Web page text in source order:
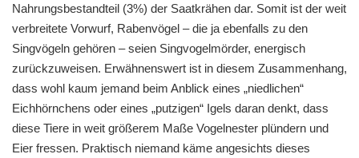
Nahrungsbestandteil (3%) der Saatkrähen dar. Somit ist der weit
verbreitete Vorwurf, Rabenvögel – die ja ebenfalls zu den
Singvögeln gehören – seien Singvogelmörder, energisch
zurückzuweisen. Erwähnenswert ist in diesem Zusammenhang,
dass wohl kaum jemand beim Anblick eines „niedlichen“
Eichhörnchens oder eines „putzigen“ Igels daran denkt, dass
diese Tiere in weit größerem Maße Vogelnester plündern und
Eier fressen. Praktisch niemand käme angesichts dieses